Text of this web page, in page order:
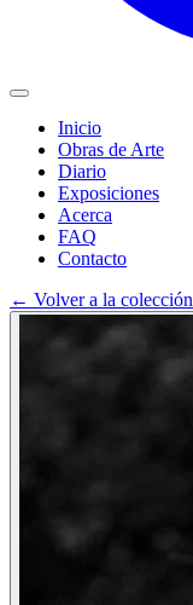
Inicio
Obras de Arte
Diario
Exposiciones
Acerca
FAQ
Contacto
← Volver a la colección